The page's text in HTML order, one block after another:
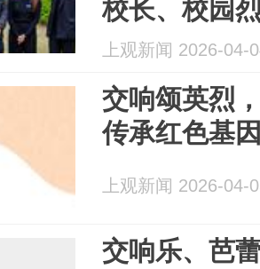
校长、校园
上观新闻 2026-04-
交响颂英烈
传承红色基
上观新闻 2026-04-
交响乐、芭